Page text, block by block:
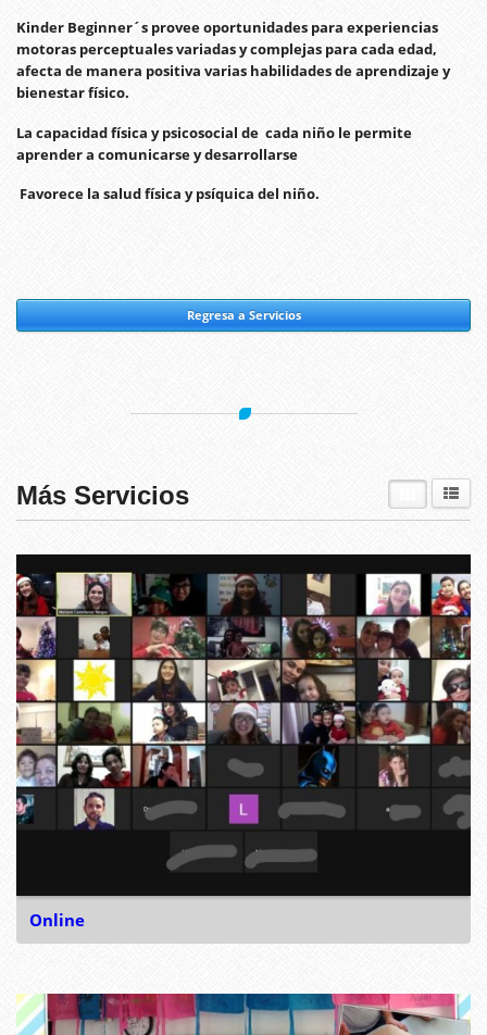
Kinder Beginner´s provee oportunidades para experiencias
motoras perceptuales variadas y complejas para cada edad,
afecta de manera positiva varias habilidades de aprendizaje y
bienestar físico.
La capacidad física y psicosocial de cada niño le permite
aprender a comunicarse y desarrollarse
Favorece la salud física y psíquica del niño.
Regresa a Servicios
Más Servicios
Online